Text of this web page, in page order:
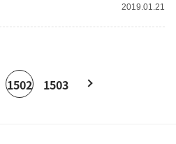
2019.01.21
1502 1503